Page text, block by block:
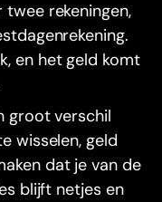
rekeningen,
en het geld komt
groot verschil
wisselen, geld
dat je van de
blijft netjes en